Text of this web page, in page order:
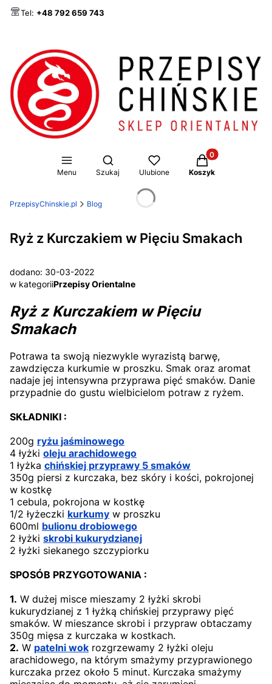
Tel: +48 792 659 743
Menu
Otwórz wyszukiwarkę
Szukaj Ulubione
Produkty w
Koszyk
PrzepisyChinskie.pl Blog
Ryż z Kurczakiem w Pięciu Smakach
dodano: 30-03-2022
w kategoriiPrzepisy Orientalne
Ryż z Kurczakiem w Pięciu
Smakach
Potrawa ta swoją niezwykle wyrazistą barwę,
zawdzięcza kurkumie w proszku. Smak oraz aromat
nadaje jej intensywna przyprawa pięć smaków. Danie
przypadnie do gustu wielbicielom potraw z ryżem.
SKŁADNIKI :
200g ryżu jaśminowego
4 łyżki oleju arachidowego
1 łyżka chińskiej przyprawy 5 smaków
350g piersi z kurczaka, bez skóry i kości, pokrojonej
w kostkę
1 cebula, pokrojona w kostkę
1/2 łyżeczki kurkumy w proszku
600ml bulionu drobiowego
2 łyżki skrobi kukurydzianej
2 łyżki siekanego szczypiorku
SPOSÓB PRZYGOTOWANIA :
1. W dużej misce mieszamy 2 łyżki skrobi
kukurydzianej z 1 łyżką chińskiej przyprawy pięć
smaków. W mieszance skrobi i przypraw obtaczamy
350g mięsa z kurczaka w kostkach.
2. W patelni wok rozgrzewamy 2 łyżki oleju
arachidowego, na którym smażymy przyprawionego
kurczaka przez około 5 minut. Kurczaka smażymy